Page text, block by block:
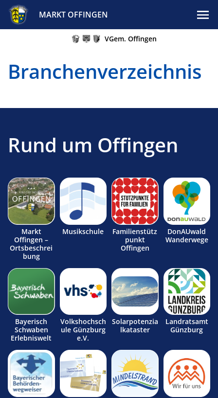
MARKT OFFINGEN
VGem. Offingen
Branchenverzeichnis
Rund um Offingen
Markt
Offingen –
Ortsbeschrei
bung
Musikschule
Familienstütz
punkt
Offingen
DonAUwald
Wanderwege
Bayerisch
Schwaben
Erlebniswelt
Volkshochsch
ule Günzburg
e.V.
Solarpotenzia
lkataster
Landratsamt
Günzburg